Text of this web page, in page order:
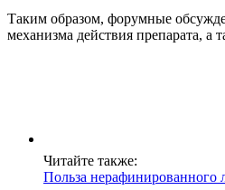
Таким образом, форумные
механизма действия препарата, а
Читайте также:
Польза нерафинированного